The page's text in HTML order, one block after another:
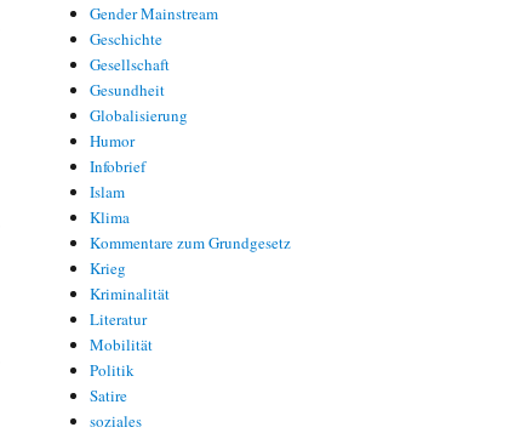
Gender Mainstream
Geschichte
Gesellschaft
Gesundheit
Globalisierung
Humor
Infobrief
Islam
Klima
Kommentare zum Grundgesetz
Krieg
Kriminalität
Literatur
Mobilität
Politik
Satire
soziales